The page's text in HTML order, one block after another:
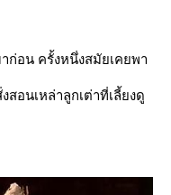
ก่อน ครั้งหนึ่งสมัยเคยพา
อนเหล่าลูกเต่าที่เลี้ยงดู